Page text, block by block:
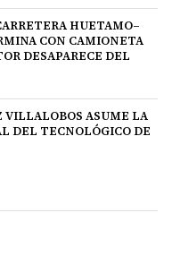
HUETAMO–
CON CAMIONETA
DESAPARECE DEL
ASUME LA
DEL TECNOLÓGICO DE